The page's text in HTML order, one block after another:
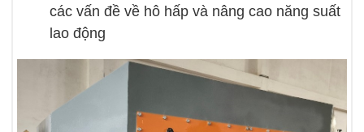
các vấn đề về hô hấp và nâng cao năng suất
lao động